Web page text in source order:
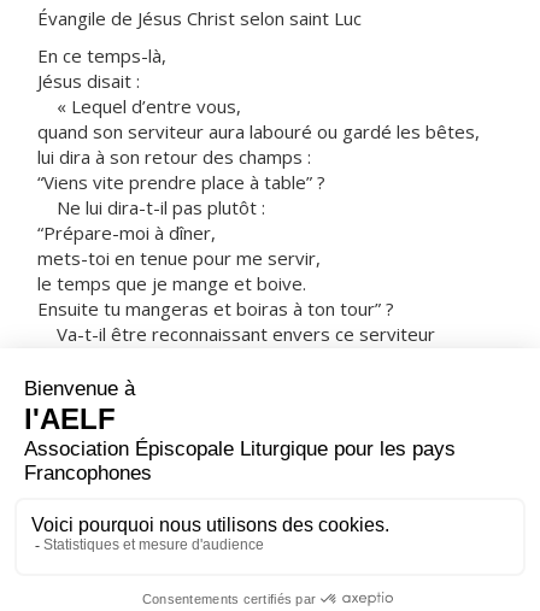
Évangile de Jésus Christ selon saint Luc
En ce temps-là,
Jésus disait :
« Lequel d’entre vous,
quand son serviteur aura labouré ou gardé les bêtes,
lui dira à son retour des champs :
“Viens vite prendre place à table” ?
Ne lui dira-t-il pas plutôt :
“Prépare-moi à dîner,
mets-toi en tenue pour me servir,
le temps que je mange et boive.
Ensuite tu mangeras et boiras à ton tour” ?
Va-t-il être reconnaissant envers ce serviteur
De même vous aussi,
quand vous aurez exécuté tout ce qui vous a été
ordonné,
dites :
“Nous sommes de simples serviteurs :
nous n’avons fait que notre devoir” »
– Acclamons la Parole de Dieu.